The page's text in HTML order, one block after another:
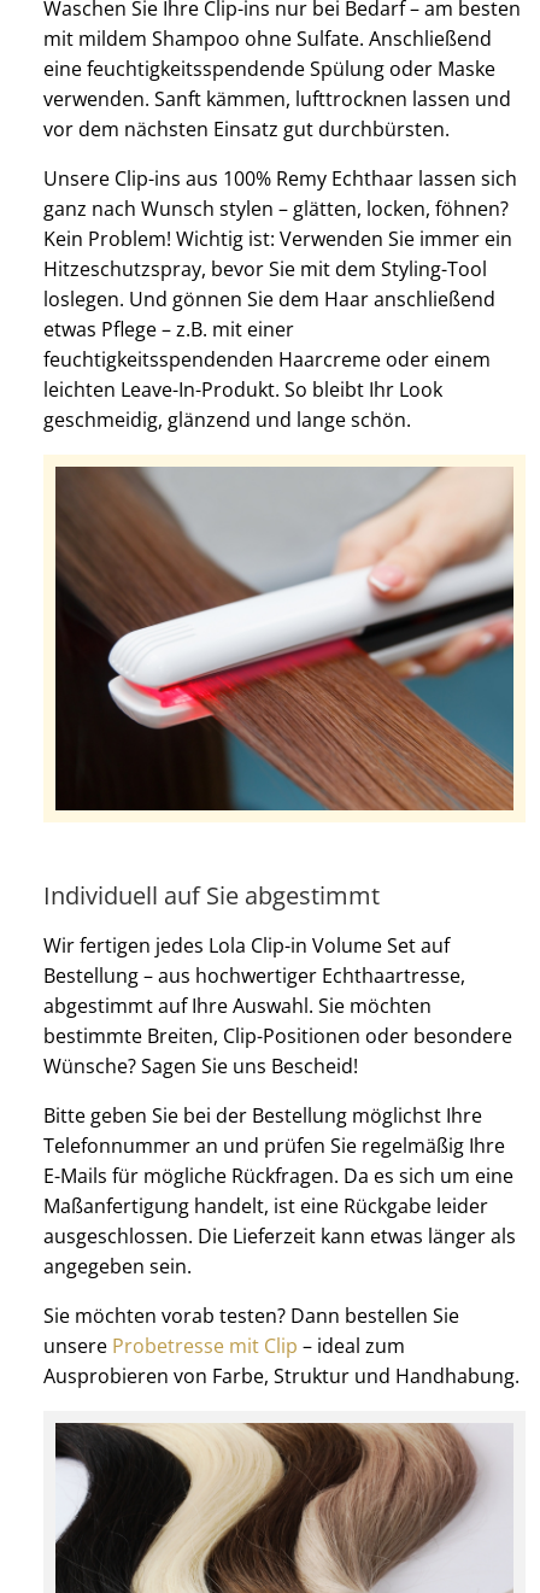
Waschen Sie Ihre Clip-ins nur bei Bedarf – am besten
mit mildem Shampoo ohne Sulfate. Anschließend
eine feuchtigkeitsspendende Spülung oder Maske
verwenden. Sanft kämmen, lufttrocknen lassen und
vor dem nächsten Einsatz gut durchbürsten.
Unsere Clip-ins aus 100% Remy Echthaar lassen sich
ganz nach Wunsch stylen – glätten, locken, föhnen?
Kein Problem! Wichtig ist: Verwenden Sie immer ein
Hitzeschutzspray, bevor Sie mit dem Styling-Tool
loslegen. Und gönnen Sie dem Haar anschließend
etwas Pflege – z.B. mit einer
feuchtigkeitsspendenden Haarcreme oder einem
leichten Leave-In-Produkt. So bleibt Ihr Look
geschmeidig, glänzend und lange schön.
Individuell auf Sie abgestimmt
Wir fertigen jedes Lola Clip-in Volume Set auf
Bestellung – aus hochwertiger Echthaartresse,
abgestimmt auf Ihre Auswahl. Sie möchten
bestimmte Breiten, Clip-Positionen oder besondere
Wünsche? Sagen Sie uns Bescheid!
Bitte geben Sie bei der Bestellung möglichst Ihre
Telefonnummer an und prüfen Sie regelmäßig Ihre
E-Mails für mögliche Rückfragen. Da es sich um eine
Maßanfertigung handelt, ist eine Rückgabe leider
ausgeschlossen. Die Lieferzeit kann etwas länger als
angegeben sein.
Sie möchten vorab testen? Dann bestellen Sie
unsere Probetresse mit Clip – ideal zum
Ausprobieren von Farbe, Struktur und Handhabung.